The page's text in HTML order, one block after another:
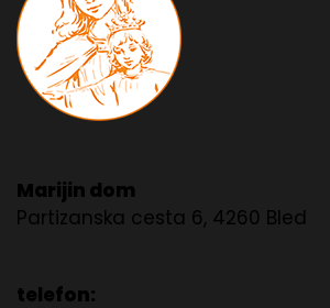
Marijin dom
Partizanska cesta 6, 4260 Bled
telefon: